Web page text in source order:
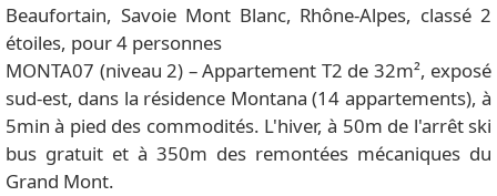
Beaufortain, Savoie Mont Blanc, Rhône-Alpes, classé 2
étoiles, pour 4 personnes
MONTA07 (niveau 2) – Appartement T2 de 32m², exposé
sud-est, dans la résidence Montana (14 appartements), à
5min à pied des commodités. L'hiver, à 50m de l'arrêt ski
bus gratuit et à 350m des remontées mécaniques du
Grand Mont.